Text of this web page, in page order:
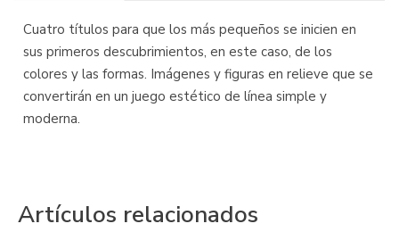
Cuatro títulos para que los más pequeños se inicien en
sus primeros descubrimientos, en este caso, de los
colores y las formas. Imágenes y figuras en relieve que se
convertirán en un juego estético de línea simple y
moderna.
Artículos relacionados